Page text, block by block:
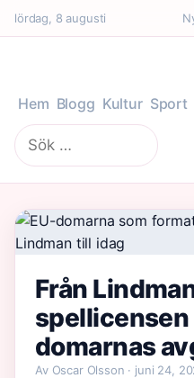
lördag, 8 augusti
Hem Blogg Kultur Sport
Sök
efter:
Från
spellicensen
domarnas
Av Oscar Olsson · juni 24,